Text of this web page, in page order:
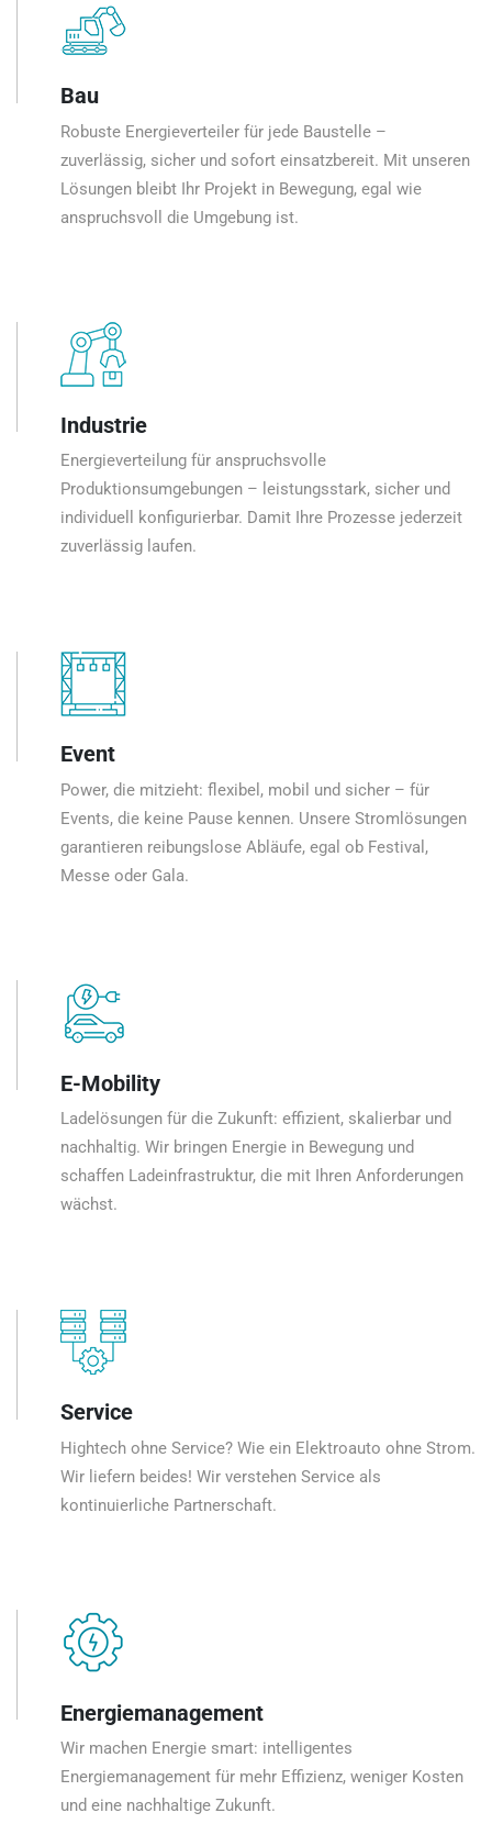
Bau
Robuste Energieverteiler für jede Baustelle –
zuverlässig, sicher und sofort einsatzbereit. Mit unseren
Lösungen bleibt Ihr Projekt in Bewegung, egal wie
anspruchsvoll die Umgebung ist.
Industrie
Energieverteilung für anspruchsvolle
Produktionsumgebungen – leistungsstark, sicher und
individuell konfigurierbar. Damit Ihre Prozesse jederzeit
zuverlässig laufen.
Event
Power, die mitzieht: flexibel, mobil und sicher – für
Events, die keine Pause kennen. Unsere Stromlösungen
garantieren reibungslose Abläufe, egal ob Festival,
Messe oder Gala.
E-Mobility
Ladelösungen für die Zukunft: effizient, skalierbar und
nachhaltig. Wir bringen Energie in Bewegung und
schaffen Ladeinfrastruktur, die mit Ihren Anforderungen
wächst.
Service
Hightech ohne Service? Wie ein Elektroauto ohne Strom.
Wir liefern beides! Wir verstehen Service als
kontinuierliche Partnerschaft.
Energiemanagement
Wir machen Energie smart: intelligentes
Energiemanagement für mehr Effizienz, weniger Kosten
und eine nachhaltige Zukunft.